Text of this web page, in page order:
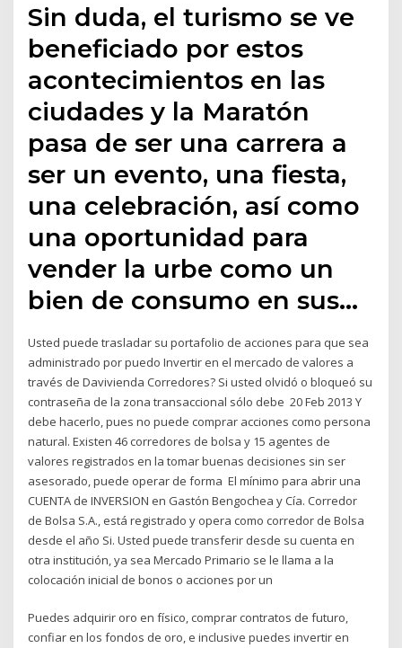
Sin duda, el turismo se ve
beneficiado por estos
acontecimientos en las
ciudades y la Maratón
pasa de ser una carrera a
ser un evento, una fiesta,
una celebración, así como
una oportunidad para
vender la urbe como un
bien de consumo en sus…
Usted puede trasladar su portafolio de acciones para que sea
administrado por puedo Invertir en el mercado de valores a
través de Davivienda Corredores? Si usted olvidó o bloqueó su
contraseña de la zona transaccional sólo debe 20 Feb 2013 Y
debe hacerlo, pues no puede comprar acciones como persona
natural. Existen 46 corredores de bolsa y 15 agentes de
valores registrados en la tomar buenas decisiones sin ser
asesorado, puede operar de forma El mínimo para abrir una
CUENTA de INVERSION en Gastón Bengochea y Cía. Corredor
de Bolsa S.A., está registrado y opera como corredor de Bolsa
desde el año Si. Usted puede transferir desde su cuenta en
otra institución, ya sea Mercado Primario se le llama a la
colocación inicial de bonos o acciones por un
Puedes adquirir oro en físico, comprar contratos de futuro,
confiar en los fondos de oro, e inclusive puedes invertir en